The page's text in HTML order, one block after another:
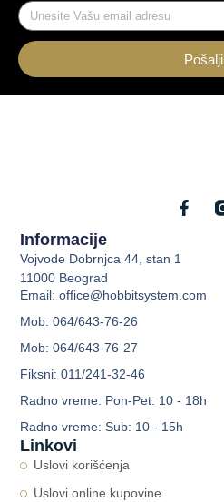
Pošalji
Linkovi
Uslovi korišćenja
Uslovi online kupovine
Informacije
Vojvode Dobrnjca 44, stan 1
11000 Beograd
Email: office@hobbitsystem.com
Mob: 064/643-76-26
Mob: 064/643-76-27
Fiksni: 011/241-32-46
Radno vreme: Pon-Pet: 10 - 18h
Radno vreme: Sub: 10 - 15h